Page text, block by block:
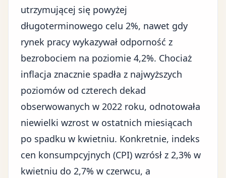
utrzymującej się powyżej
długoterminowego celu 2%, nawet gdy
rynek pracy wykazywał odporność z
bezrobociem na poziomie 4,2%. Chociaż
inflacja znacznie spadła z najwyższych
poziomów od czterech dekad
obserwowanych w 2022 roku, odnotowała
niewielki wzrost w ostatnich miesiącach
po spadku w kwietniu. Konkretnie, indeks
cen konsumpcyjnych (CPI) wzrósł z 2,3% w
kwietniu do 2,7% w czerwcu, a